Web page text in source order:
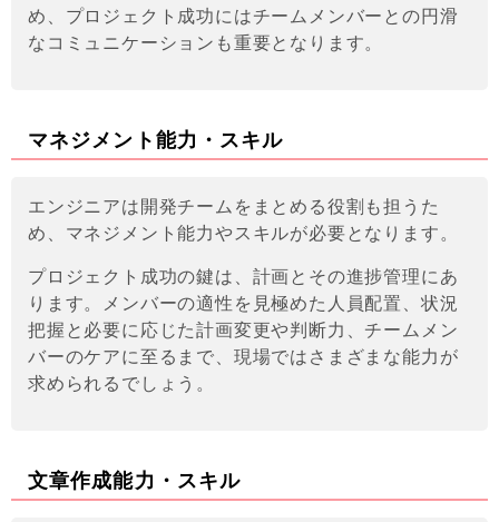
め、プロジェクト成功にはチームメンバーとの円滑
なコミュニケーションも重要となります。
マネジメント能力・スキル
エンジニアは開発チームをまとめる役割も担うた
め、マネジメント能力やスキルが必要となります。
プロジェクト成功の鍵は、計画とその進捗管理にあ
ります。メンバーの適性を見極めた人員配置、状況
把握と必要に応じた計画変更や判断力、チームメン
バーのケアに至るまで、現場ではさまざまな能力が
求められるでしょう。
文章作成能力・スキル